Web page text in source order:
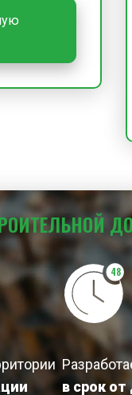
48
в срок